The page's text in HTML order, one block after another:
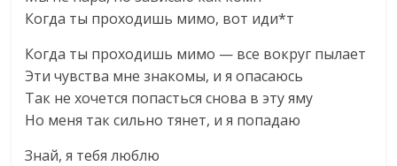
Когда ты проходишь мимо, вот иди*т
Когда ты проходишь мимо — все вокруг пылает
Эти чувства мне знакомы, и я опасаюсь
Так не хочется попасться снова в эту яму
Но меня так сильно тянет, и я попадаю
Знай, я тебя люблю